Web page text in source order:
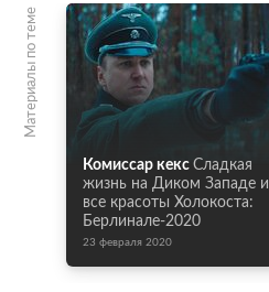
Материалы по теме
Комиссар кекс Сладкая
жизнь на Диком Западе и
все красоты Холокоста:
Берлинале-2020
23 февраля 2020